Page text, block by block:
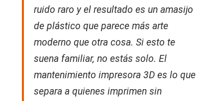
ruido raro y el resultado es un amasijo
de plástico que parece más arte
moderno que otra cosa. Si esto te
suena familiar, no estás solo. El
mantenimiento impresora 3D es lo que
separa a quienes imprimen sin